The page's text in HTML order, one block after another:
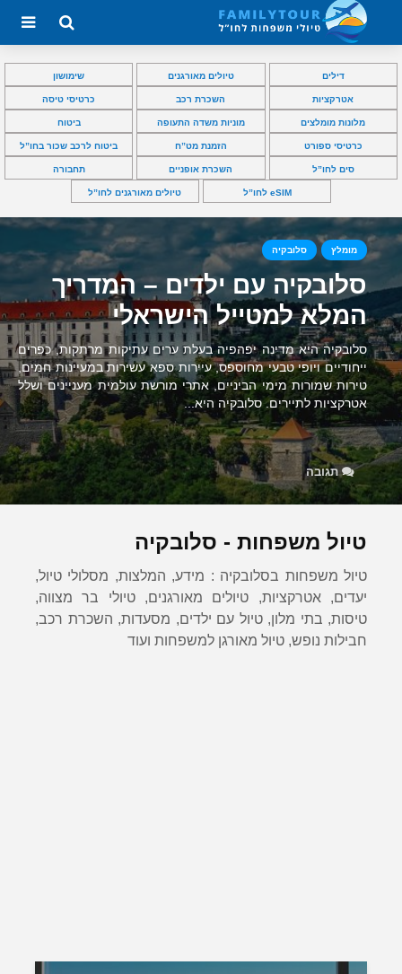
דילים טיולים מאורגנים שימושון
אטרקציות השכרת רכב כרטיסי טיסה
מלונות מומלצים מוניות משדה התעופה ביטוח
כרטיסי ספורט הזמנת מט”ח ביטוח לרכב שכור בחו”ל
סים לחו”ל השכרת אופניים תחבורה
eSIM לחו”ל טיולים מאורגנים לחו”ל
מומלץ סלובקיה
סלובקיה עם ילדים – המדריך
המלא למטייל הישראלי
סלובקיה היא מדינה יפהפיה בעלת ערים עתיקות מרתקות, כפרים
ייחודיים ויופי טבעי מחוספס, עיירות ספא עשירות במעיינות חמים,
טירות שמורות מימי הביניים, אתרי מורשת עולמית מעניינים ושלל
אטרקציות לתיירים. סלובקיה היא...
תגובה
טיול משפחות - סלובקיה
טיול משפחות בסלובקיה : מידע, המלצות, מסלולי טיול,
יעדים, אטרקציות, טיולים מאורגנים, טיולי בר מצווה,
טיסות, בתי מלון, טיול עם ילדים, מסעדות, השכרת רכב,
חבילות נופש, טיול מאורגן למשפחות ועוד